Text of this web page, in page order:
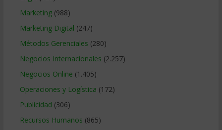
Marketing(988)
Marketing Digital (247)
Métodos Gerenciales (280)
Negocios Internacionales (2.257)
Negocios Online (1.405)
Operaciones y Logística (172)
Publicidad (306)
Recursos Humanos (865)